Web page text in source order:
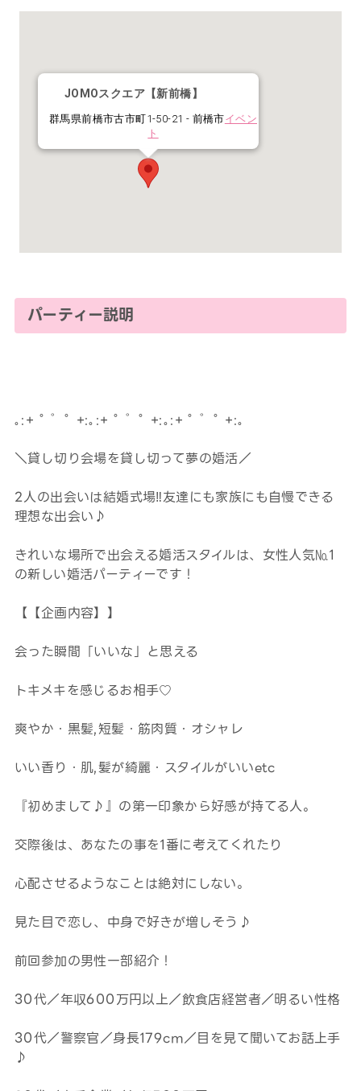
JOMOスクエア【新前橋】
群馬県前橋市古市町1-50-21 - 前橋市イベン
ト
パーティー説明
｡:+ ﾟ ゜ﾟ +:｡:+ ﾟ ゜ﾟ +:｡:+ ﾟ ゜ﾟ +:｡
＼貸し切り会場を貸し切って夢の婚活／
2人の出会いは結婚式場‼友達にも家族にも自慢できる
理想な出会い♪
きれいな場所で出会える婚活スタイルは、女性人気№1
の新しい婚活パーティーです！
【【企画内容】】
会った瞬間「いいな」と思える
トキメキを感じるお相手♡
爽やか・黒髪,短髪・筋肉質・オシャレ
いい香り・肌,髪が綺麗・スタイルがいいetc
『初めまして♪』の第一印象から好感が持てる人。
交際後は、あなたの事を1番に考えてくれたり
心配させるようなことは絶対にしない。
見た目で恋し、中身で好きが増しそう♪
前回参加の男性一部紹介！
30代／年収600万円以上／飲食店経営者／明るい性格
30代／警察官／身長179cm／目を見て聞いてお話上手
♪